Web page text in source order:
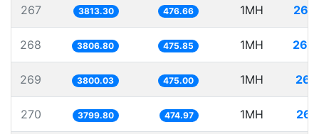
267 3813.30 476.66 1MH
268 3806.80 475.85 1MH
269 3800.03 475.00 1MH
270 3799.80 474.97 1MH